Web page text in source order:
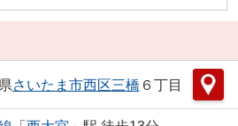
さいたま市西区三橋 ６丁目